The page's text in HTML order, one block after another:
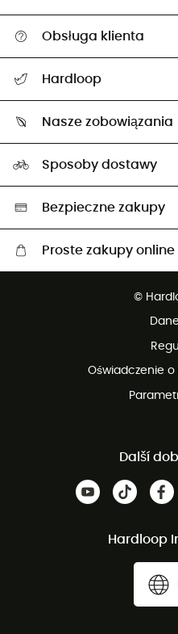
Obsługa klienta
Śledzenie przesyłki
Zwrot artykułów i zwrot środków
Hardloop
Ambasadorzy
Nasze zobowiązania
Neutralność węglowa
Wybrane produkty eko
Sposoby dostawy
Bezpieczne zakupy
Proste zakupy online
100 dni na bezpłatny zwrot
©
Oświadczenie
Další
Hardloop